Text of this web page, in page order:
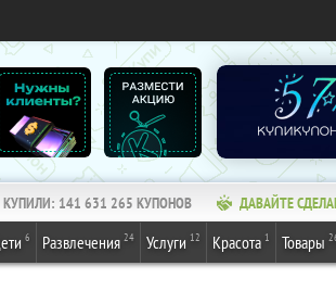
КУПИЛИ: 141 631 265 КУПОНОВ ДАВАЙТЕ
6 Развлечения 24 Услуги 12 Красота 1 Товары